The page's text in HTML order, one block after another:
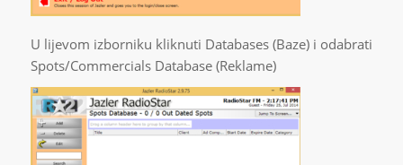
U lijevom izborniku kliknuti Databases (Baze) i odabrati
Spots/Commercials Database (Reklame)